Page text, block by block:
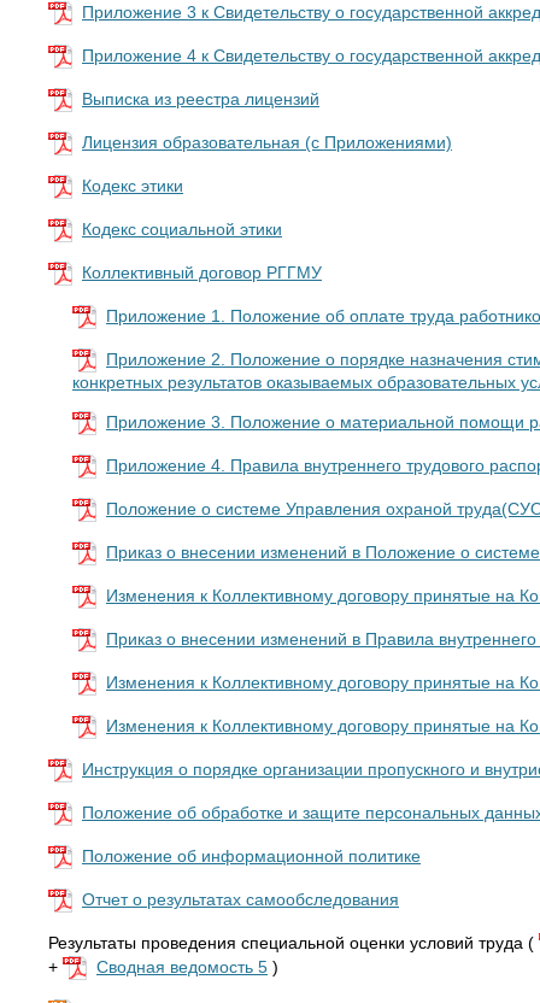
Приложение 3 к Свидетельству о государственной
Приложение 4 к Свидетельству о государственной
Выписка из реестра лицензий
Лицензия образовательная (с Приложениями)
Кодекс этики
Кодекс социальной этики
Коллективный договор РГГМУ
Приложение 1. Положение об оплате труда
Приложение 2. Положение о порядке назначения
конкретных результатов оказываемых образовательных
Приложение 3. Положение о материальной помощи
Приложение 4. Правила внутреннего трудового
Положение о системе Управления охраной
Приказ о внесении изменений в Положение о
Изменения к Коллективному договору принятые на
Приказ о внесении изменений в Правила
Изменения к Коллективному договору принятые на
Изменения к Коллективному договору принятые на
Инструкция о порядке организации пропускного и
Положение об обработке и защите персональных
Положение об информационной политике
Отчет о результатах самообследования
Результаты проведения специальной оценки условий труда (
+
Сводная ведомость 5 )